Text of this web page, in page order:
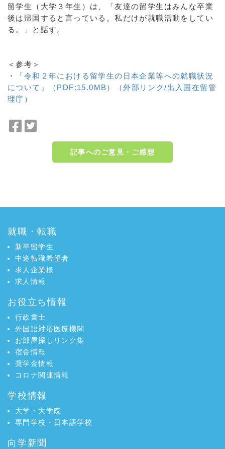
留学生（大学３年生）は、「友達の留学生はみんな卒業
後は帰国すると言っている。私だけが就職活動をしてい
る。」と話す。
＜参考＞
・
「令和２年における留学生の日本企業等への就職状況
について」（PDF:15.0MB）（外部リンク/出入国在留管
理庁）
k
シ
ア
で
ェ
記事へのご意見・ご感想
就職・転職
新卒留学生
中途転職希望者
求人企業様
求人情報
お役立ち情報
行政書士
外国語対応医療機関
お部屋探しリンク集
宿舎情報
奨学金情報
コロナ関連情報
学校情報
大学・大学院
専門学校・日本語学校
向学新聞